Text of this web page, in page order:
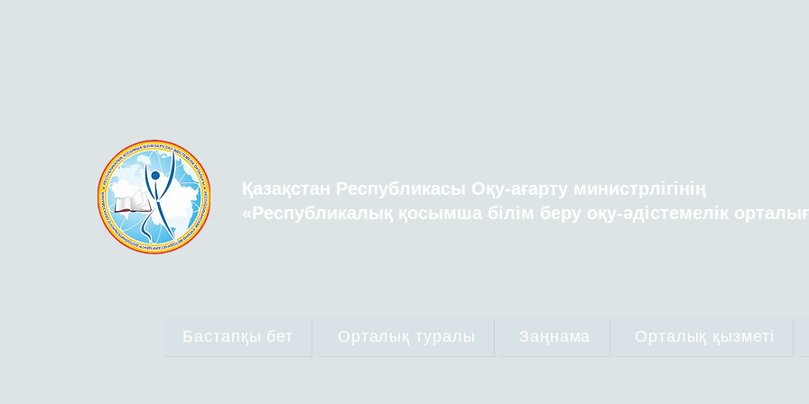
Қазақстан Республикасы Оқу-ағарту министрлігінің
«Республикалық қосымша білім беру оқу-әдістемелік
Бастапқы бет Орталық туралы Заңнама Орталық қызметі